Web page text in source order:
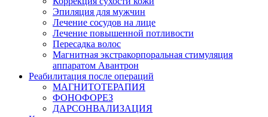
Эпиляция для мужчин
Лечение сосудов на лице
Лечение повышенной потливости
Пересадка волос
Магнитная экстракорпоральная стимуляция
аппаратом Авантрон
Реабилитация после операций
МАГНИТОТЕРАПИЯ
ФОНОФОРЕЗ
ДАРСОНВАЛИЗАЦИЯ